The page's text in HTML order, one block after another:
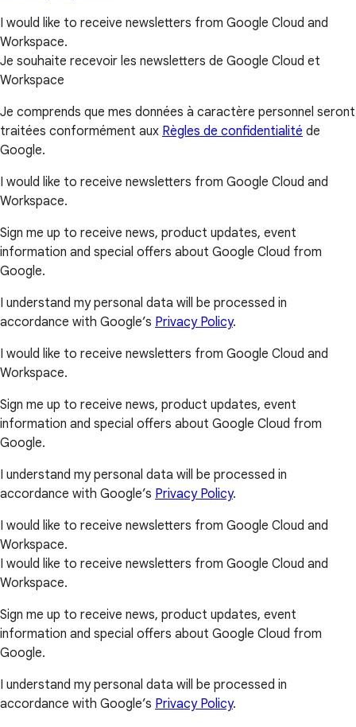
I would like to receive newsletters from Google Cloud and
Workspace.
Je souhaite recevoir les newsletters de Google Cloud et
Workspace
Je comprends que mes données à caractère personnel seront
traitées conformément aux Règles de confidentialité de
Google.
I would like to receive newsletters from Google Cloud and
Workspace.
Sign me up to receive news, product updates, event
information and special offers about Google Cloud from
Google.
I understand my personal data will be processed in
accordance with Google’s Privacy Policy.
I would like to receive newsletters from Google Cloud and
Workspace.
Sign me up to receive news, product updates, event
information and special offers about Google Cloud from
Google.
I understand my personal data will be processed in
accordance with Google’s Privacy Policy.
I would like to receive newsletters from Google Cloud and
Workspace.
I would like to receive newsletters from Google Cloud and
Workspace.
Sign me up to receive news, product updates, event
information and special offers about Google Cloud from
Google.
I understand my personal data will be processed in
accordance with Google’s Privacy Policy.